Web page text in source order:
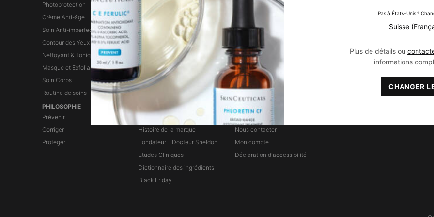
Photoprotection
Crème Anti-âge
Soin Anti-imperfections
Contour des Yeux
Nettoyant & Tonique
Masque et Exfoliant
Soin Corps
Routine de soins
Sérum à l'acide hyaluronique
Sérum anti-âge
Sérum exfoliant
Sérum Hydratant
Peau Normale
Peau Mixte
Peau Grasse
Soin anti-imperfections
Soin Peau Sensible
PHILOSOPHIE
Prévenir
Corriger
Protéger
LA MARQUE
La marque
Histoire de la marque
Fondateur – Docteur Sheldon
Etudes Cliniques
Dictionnaire des ingrédients
Black Friday
CONTACT & SERVICE
Trouver un point de vente
Nous contacter
Mon compte
Déclaration d'accessibilité
Pas à États-Unis ?
Plus de détails ou
informations
CHANGER